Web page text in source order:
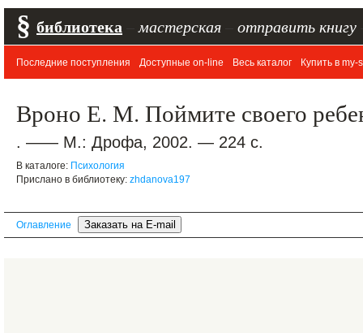
§ библиотека мастерская отправить книгу
Последние поступления Доступные on-line Весь каталог Купить в my-
Вроно Е. М. Поймите своего
. —— М.: Дрофа, 2002. — 224 с.
В каталоге: Психология
Прислано в библиотеку: zhdanova197
Оглавление